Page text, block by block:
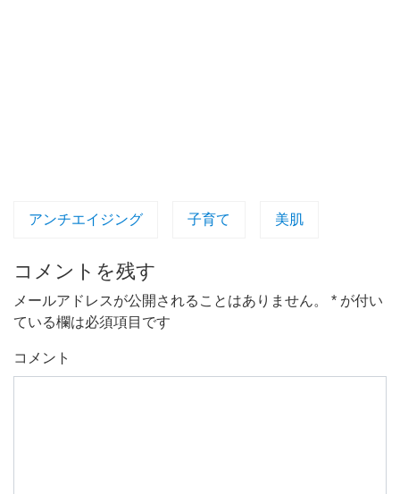
アンチエイジング 子育て 美肌
コメントを残す
メールアドレスが公開されることはありません。 * が付い
ている欄は必須項目です
コメント